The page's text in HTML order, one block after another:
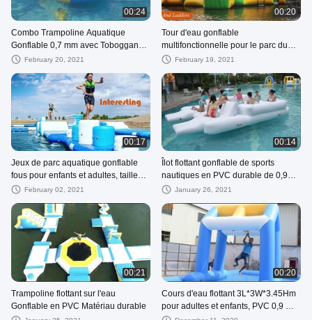
00:24
Combo Trampoline Aquatique
Gonflable 0,7 mm avec Toboggan
en PVCFebruary 20, 2021
00:20
Tour d'eau gonflable
multifonctionnelle pour le parc du
lac 0,9 mm Matériau de bâche en
February 19, 2021
00:17
Jeux de parc aquatique gonflable
fous pour enfants et adultes, taille
6m de long * 2m de large * 1m de
February 02, 2021
00:14
Îlot flottant gonflable de sports
nautiques en PVC durable de 0,9
mm avec 6 places
January 26, 2021
00:21
Trampoline flottant sur l'eau
Gonflable en PVC Matériau durable
00:20
Cours d'eau flottant 3L*3W*3.45Hm
pour adultes et enfants, PVC 0,9 mm